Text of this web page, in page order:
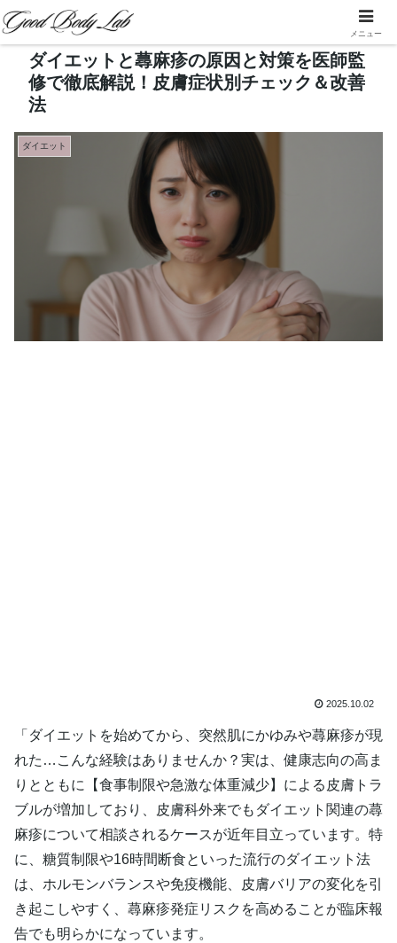
ダイエットと蕁麻疹の原因と対策を医師監
修で徹底解説！皮膚症状別チェック＆改善
法
ダイエット
2025.10.02
「ダイエットを始めてから、突然肌にかゆみや蕁麻疹が現
れた…こんな経験はありませんか？実は、健康志向の高ま
りとともに【食事制限や急激な体重減少】による皮膚トラ
ブルが増加しており、皮膚科外来でもダイエット関連の蕁
麻疹について相談されるケースが近年目立っています。特
に、糖質制限や16時間断食といった流行のダイエット法
は、ホルモンバランスや免疫機能、皮膚バリアの変化を引
き起こしやすく、蕁麻疹発症リスクを高めることが臨床報
告でも明らかになっています。
メニュー